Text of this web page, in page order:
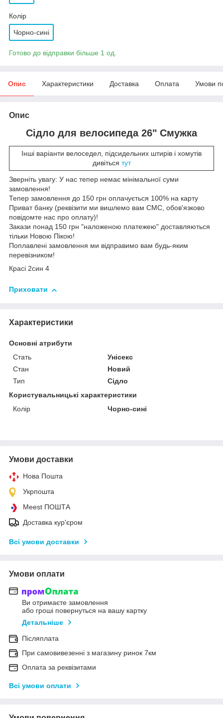
Колір
Чорно-сині
Готово до відправки більше 1 од.
Опис Характеристики Доставка Оплата Умови
Опис
Сідло для велосипеда 26" Смужка
Інші варіанти велоседел, підсидельних штирів і хомутів
дивіться тут
Зверніть увагу: У нас тепер немає мінімальної суми
замовлення!
Тепер замовлення до 150 грн оплачується 100% на карту
Приват банку (реквізити ми вишлемо вам СМС, обов'язково
повідомте нас про оплату)!
Закази понад 150 грн "наложеною платежею" доставляються
тільки Новою Пікою!
Поплавлені замовлення ми відправимо вам будь-яким
перевізником!
Красі 2син 4
Приховати
Характеристики
Основні атрибути
Стать
Унісекс
Стан
Новий
Тип
Сідло
Користувальницькі характеристики
Колір
Чорно-сині
Умови доставки
Нова Пошта
Укрпошта
Meest ПОШТА
Доставка кур'єром
Всі умови доставки
Умови оплати
Ви отримаєте замовлення
або гроші повернуться на вашу картку
Детальніше
Післяплата
При самовивезенні з магазину ринок 7км
Оплата за реквізитами
Всі умови оплати